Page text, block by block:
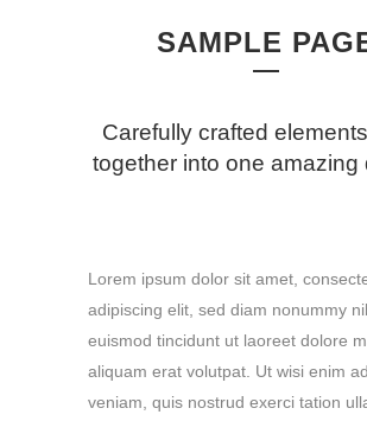
SAMPLE
Carefully crafted
together into one amazing
Lorem ipsum dolor sit amet,
adipiscing elit, sed diam nonummy
euismod tincidunt ut laoreet dolore
aliquam erat volutpat. Ut wisi enim
veniam, quis nostrud exerci tation